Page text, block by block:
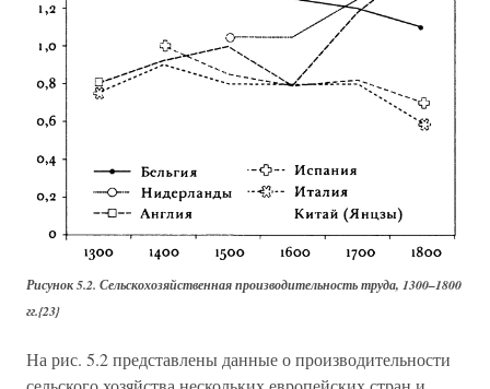
Рисунок 5.2. Сельскохозяйственная производительность труда, 1300–1800
гг.{23}
На рис. 5.2 представлены данные о производительности